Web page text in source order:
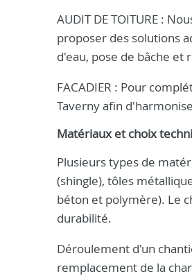
AUDIT DE TOITURE :
proposer des solutions
d'eau, pose de bâche et
FACADIER : Pour
Taverny afin
Matériaux et choix
Plusieurs types de
(shingle), tôles
béton et polymère). Le
durabilité.
Déroulement d'un
remplacement de la